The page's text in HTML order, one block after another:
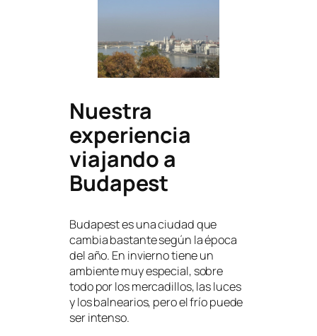
Nuestra
experiencia
viajando a
Budapest
Budapest es una ciudad que
cambia bastante según la época
del año. En invierno tiene un
ambiente muy especial, sobre
todo por los mercadillos, las luces
y los balnearios, pero el frío puede
ser intenso.